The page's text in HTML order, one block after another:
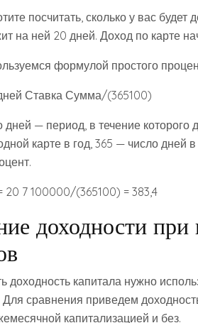
посчитать, сколько у вас
на ней 20 дней. Доход по карте
формулой простого
Ставка Сумма/(365100)
дней — период, в течение которого
карте в год, 365 — число дней
20 7 100000/(365100) = 383,4
доходности при
доходность капитала нужно
сравнения приведем
капитализацией и без.